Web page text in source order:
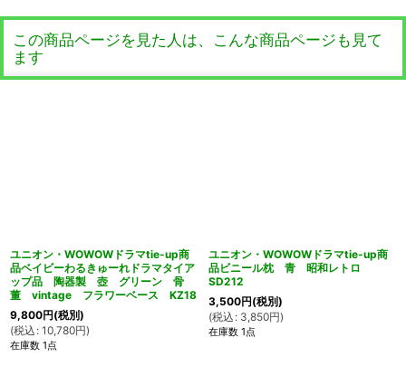
この商品ページを見た人は、こんな商品ページも見て
ます
ユニオン・WOWOWドラマtie-up商
品ベイビーわるきゅーれドラマタイア
ップ品 陶器製 壺 グリーン 骨
董 vintage フラワーベース KZ18
9,800円(税別)
(税込 : 10,780円)
在庫数 1点
ユニオン・WOWOWドラマtie-up商
品ビニール枕 青 昭和レトロ
SD212
3,500円(税別)
(税込 : 3,850円)
在庫数 1点